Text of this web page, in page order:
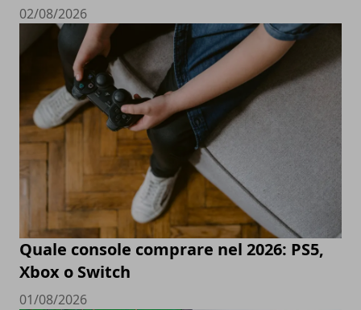
02/08/2026
Quale console comprare nel 2026: PS5,
Xbox o Switch
01/08/2026